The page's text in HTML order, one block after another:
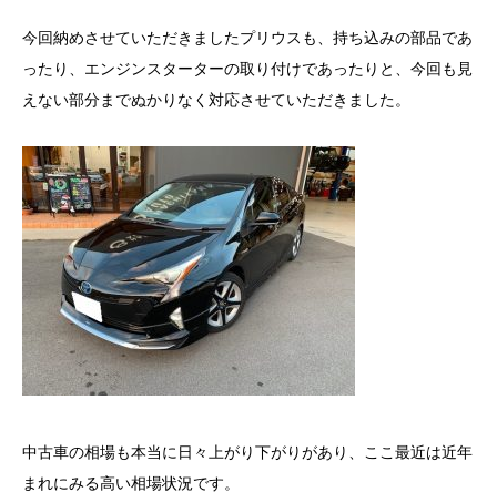
今回納めさせていただきましたプリウスも、持ち込みの部品であ
ったり、エンジンスターターの取り付けであったりと、今回も見
えない部分までぬかりなく対応させていただきました。
中古車の相場も本当に日々上がり下がりがあり、ここ最近は近年
まれにみる高い相場状況です。